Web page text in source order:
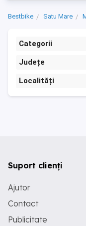
Bestbike Satu Mare
Categorii
Județe
Localități
Suport clienți
Ajutor
Contact
Publicitate